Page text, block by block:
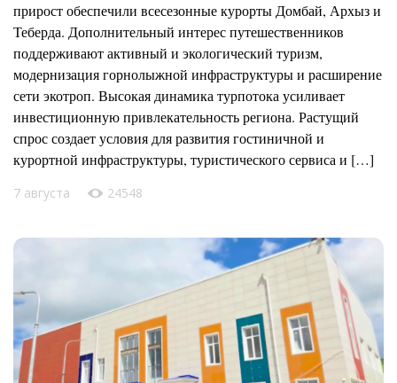
прирост обеспечили всесезонные курорты Домбай, Архыз и
Теберда. Дополнительный интерес путешественников
поддерживают активный и экологический туризм,
модернизация горнолыжной инфраструктуры и расширение
сети экотроп. Высокая динамика турпотока усиливает
инвестиционную привлекательность региона. Растущий
спрос создает условия для развития гостиничной и
курортной инфраструктуры, туристического сервиса и […]
7 августа 24548